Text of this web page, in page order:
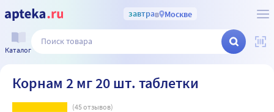
завтрав Москве
Каталог
Корнам 2 мг 20 шт. таблетки
(45отзывов)